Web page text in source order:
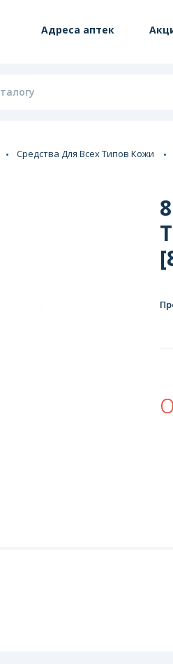
Адреса аптек
Средства Для Всех Типов Кожи